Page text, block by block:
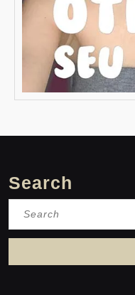
Search